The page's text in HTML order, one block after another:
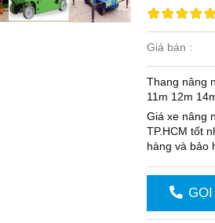
Giá bán :
Thang nâng
11m 12m
Giá xe nâng
TP.HCM tốt
hàng và bảo
GỌI